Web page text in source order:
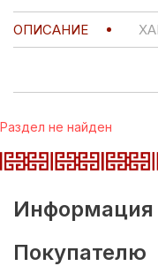
ОПИСАНИЕ
Раздел не найден
Информация
Покупателю